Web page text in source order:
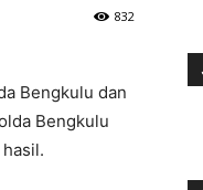
832
Bengkulu dan
Bengkulu